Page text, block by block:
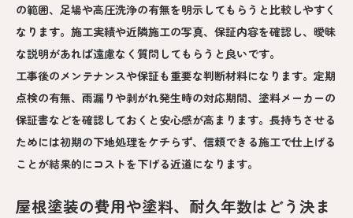
の範囲、足場や高圧洗浄の有無を明示してもらうと比較しやすく
なります。施工実績や近隣施工の写真、保証内容を確認し、曖昧
な説明があれば遠慮なく質問してもらうと良いです。
工事後のメンテナンスや保証も重要な判断材料になります。定期
点検の有無、雨漏りや剥がれ発生時の対応期間、塗料メーカーの
保証書などを確認しておくと安心感が高まります。長持ちさせる
ためには初期の下地処理をケチらず、信頼できる施工で仕上げる
ことが結果的にコストを下げる近道になります。
屋根塗装の費用や塗料、耐久年数はどう決ま